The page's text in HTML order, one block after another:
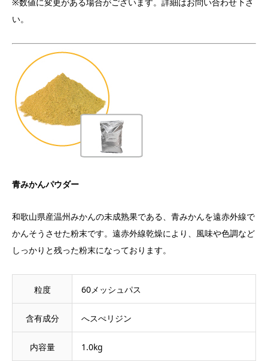
い。
青みかんパウダー
和歌山県産温州みかんの未成熟果である、青みかんを遠赤外線で
かんそうさせた粉末です。遠赤外線乾燥により、風味や色調など
しっかりと残った粉末になっております。
粒度 60メッシュパス
含有成分 へスぺリジン
内容量 1.0kg